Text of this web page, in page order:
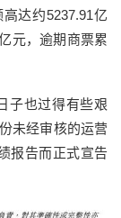
达约5237.91亿
元，逾期商票累
子也过得有些艰
未经审核的运营
报告而正式宣告